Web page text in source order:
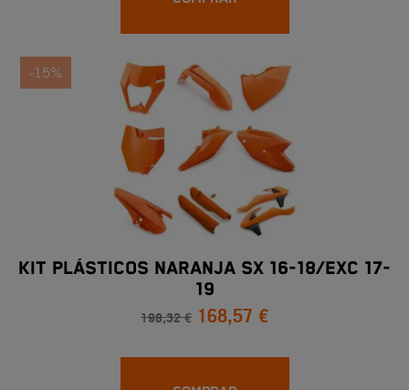
-15%
KIT PLÁSTICOS NARANJA SX 16-18/EXC 17-
19
198,32 € 168,57 €